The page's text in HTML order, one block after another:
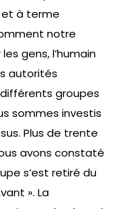
et à terme
notre
gens, l’humain
autorités
groupes
sommes investis
Plus de trente
avons constaté
s’est retiré du
». La